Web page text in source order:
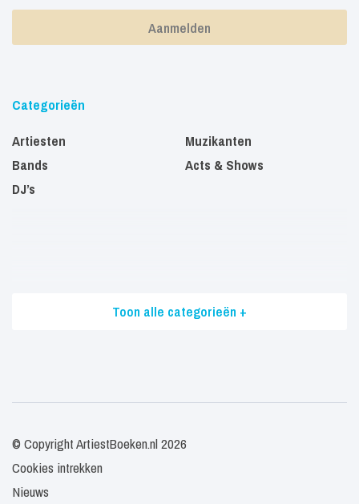
Categorieën
Artiesten
Bands
DJ’s
Muzikanten
Acts & Shows
Toon alle categorieën +
© Copyright ArtiestBoeken.nl 2026
Cookies intrekken
Nieuws